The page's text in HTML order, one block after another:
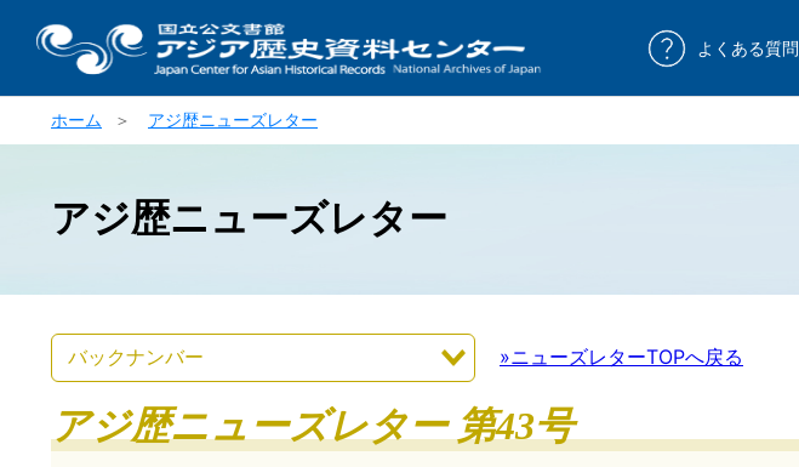
よくある質問
ホーム ＞ アジ歴ニューズレター
アジ歴ニューズレター
»ニューズレターTOPへ戻る
アジ歴ニューズレター 第43号